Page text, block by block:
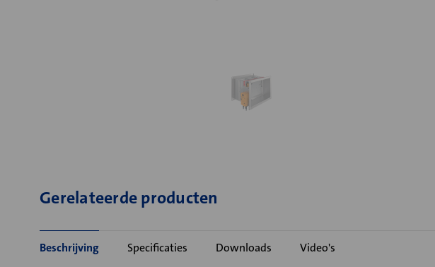
Gerelateerde producten
Beschrijving Specificaties Downloads Video's